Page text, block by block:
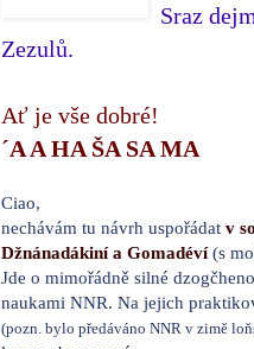
Sraz
Zezulů.
Ať je vše dobré!
´A A HA ŠA SA MA
Ciao,
nechávám tu návrh uspořádat v
Džnánadákiní a Gomadéví(s
Jde o mimořádně silné
naukami NNR. Na jejich
(pozn. bylo předáváno NNR v zimě